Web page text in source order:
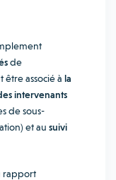
de
être associé à la
intervenants
de sous-
et au suivi
rapport